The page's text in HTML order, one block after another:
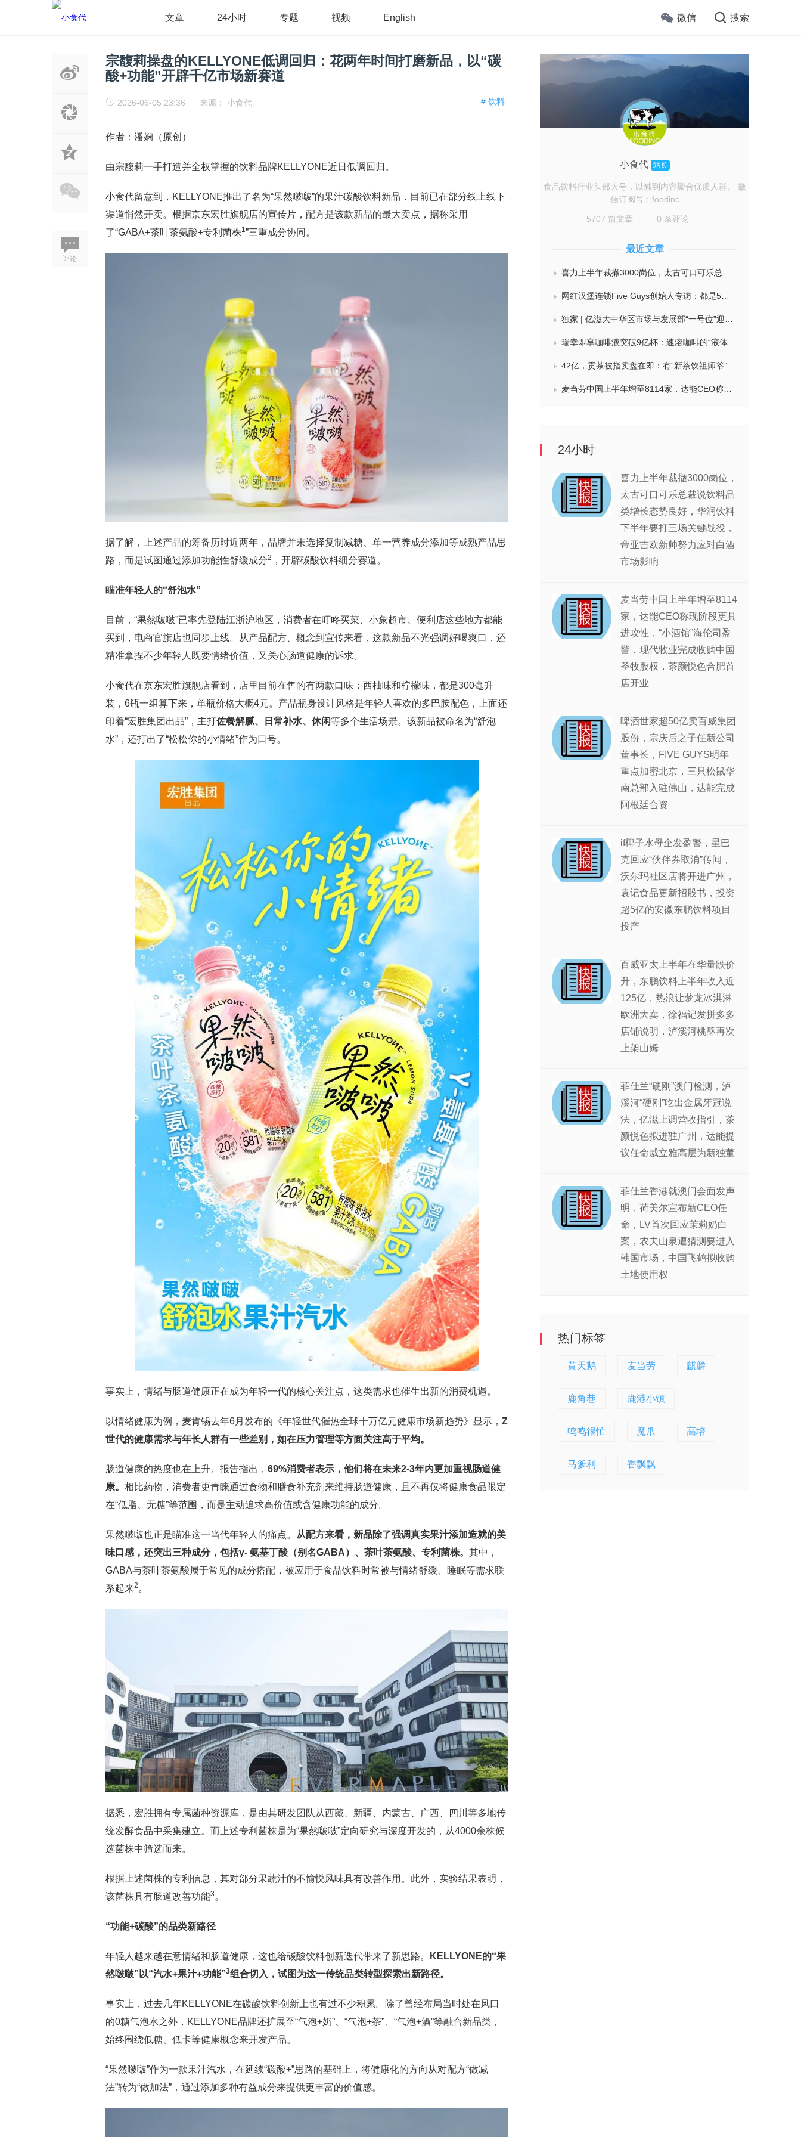
文章 24小时 专题 视频 English 微信 搜索
评论
宗馥莉操盘的KELLYONE低调回归：花两年时间打磨新品，以“碳
酸+功能”开辟千亿市场新赛道
# 饮料
2026-06-05 23:36 来源： 小食代
作者：潘娴（原创）
由宗馥莉一手打造并全权掌握的饮料品牌KELLYONE近日低调回归。
小食代留意到，KELLYONE推出了名为“果然啵啵”的果汁碳酸饮料新品，目前已在部分线上线下
渠道悄然开卖。根据京东宏胜旗舰店的宣传片，配方是该款新品的最大卖点，据称采用
了“GABA+茶叶茶氨酸+专利菌株1”三重成分协同。
据了解，上述产品的筹备历时近两年，品牌并未选择复制减糖、单一营养成分添加等成熟产品思
路，而是试图通过添加功能性舒缓成分2 ，开辟碳酸饮料细分赛道。
瞄准年轻人的“舒泡水”
目前，“果然啵啵”已率先登陆江浙沪地区，消费者在叮咚买菜、小象超市、便利店这些地方都能
买到，电商官旗店也同步上线。从产品配方、概念到宣传来看，这款新品不光强调好喝爽口，还
精准拿捏不少年轻人既要情绪价值，又关心肠道健康的诉求。
小食代在京东宏胜旗舰店看到，店里目前在售的有两款口味：西柚味和柠檬味，都是300毫升
装，6瓶一组算下来，单瓶价格大概4元。产品瓶身设计风格是年轻人喜欢的多巴胺配色，上面还
印着“宏胜集团出品”，主打佐餐解腻、日常补水、休闲等多个生活场景。该新品被命名为“舒泡
水”，还打出了“松松你的小情绪”作为口号。
事实上，情绪与肠道健康正在成为年轻一代的核心关注点，这类需求也催生出新的消费机遇。
以情绪健康为例，麦肯锡去年6月发布的《年轻世代催热全球十万亿元健康市场新趋势》显示， Z
世代的健康需求与年长人群有一些差别，如在压力管理等方面关注高于平均。
肠道健康的热度也在上升。报告指出， 69%消费者表示，他们将在未来2-3年内更加重视肠道健
康。 相比药物，消费者更青睐通过食物和膳食补充剂来维持肠道健康，且不再仅将健康食品限定
在“低脂、无糖”等范围，而是主动追求高价值或含健康功能的成分。
果然啵啵也正是瞄准这一当代年轻人的痛点。
从配方来看，新品除了强调真实果汁添加造就的美
味口感，还突出三种成分，包括γ- 氨基丁酸（别名GABA）、茶叶茶氨酸、专利菌株。 其中，
GABA与茶叶茶氨酸属于常见的成分搭配，被应用于食品饮料时常被与情绪舒缓、睡眠等需求联
系起来2 。
据悉，宏胜拥有专属菌种资源库，是由其研发团队从西藏、新疆、内蒙古、广西、四川等多地传
统发酵食品中采集建立。而上述专利菌株是为“果然啵啵”定向研究与深度开发的，从4000余株候
选菌株中筛选而来。
根据上述菌株的专利信息，其对部分果蔬汁的不愉悦风味具有改善作用。此外，实验结果表明，
该菌株具有肠道改善功能3 。
“功能+碳酸”的品类新路径
年轻人越来越在意情绪和肠道健康，这也给碳酸饮料创新迭代带来了新思路。 KELLYONE的“果
然啵啵”以“汽水+果汁+功能”3组合切入，试图为这一传统品类转型探索出新路径。
事实上，过去几年KELLYONE在碳酸饮料创新上也有过不少积累。除了曾经布局当时处在风口
的0糖气泡水之外，KELLYONE品牌还扩展至“气泡+奶”、“气泡+茶”、“气泡+酒”等融合新品类，
始终围绕低糖、低卡等健康概念来开发产品。
“果然啵啵”作为一款果汁汽水，在延续“碳酸+”思路的基础上，将健康化的方向从对配方“做减
法”转为“做加法”，通过添加多种有益成分来提供更丰富的价值感。
小食代 站长
食品饮料行业头部大号，以独到内容聚合优质人群。 微
信订阅号：foodinc
5707 篇文章 0 条评论
最近文章
喜力上半年裁撤3000岗位，太古可口可乐总裁说饮料品类增长态势良好，华润饮料下半年要打三场关键战役，帝亚吉欧新帅努力应对白酒市场影响
网红汉堡连锁Five Guys创始人专访：都是5个儿子和妻子在打理，绝不会与麦当劳正面竞争，要公司上市或卖盘的建议不时出现
独家 | 亿滋大中华区市场与发展部“一号位”迎来新变动，曲向明将卸任
瑞幸即享咖啡液突破9亿杯：速溶咖啡的“液体时代”是如何炼成的？
42亿，贡茶被指卖盘在即：有“新茶饮祖师爷”之称，贝恩资本拟接手
麦当劳中国上半年增至8114家，达能CEO称现阶段更具进攻性，“小酒馆”海伦司盈警，现代牧业完成收购中国圣牧股权，茶颜悦色合肥首店开业
24小时
喜力上半年裁撤3000岗位，
太古可口可乐总裁说饮料品
类增长态势良好，华润饮料
下半年要打三场关键战役，
帝亚吉欧新帅努力应对白酒
市场影响
麦当劳中国上半年增至8114
家，达能CEO称现阶段更具
进攻性，“小酒馆”海伦司盈
警，现代牧业完成收购中国
圣牧股权，茶颜悦色合肥首
店开业
啤酒世家超50亿卖百威集团
股份，宗庆后之子任新公司
董事长，FIVE GUYS明年
重点加密北京，三只松鼠华
南总部入驻佛山，达能完成
阿根廷合资
if椰子水母企发盈警，星巴
克回应“伙伴券取消”传闻，
沃尔玛社区店将开进广州，
袁记食品更新招股书，投资
超5亿的安徽东鹏饮料项目
投产
百威亚太上半年在华量跌价
升，东鹏饮料上半年收入近
125亿，热浪让梦龙冰淇淋
欧洲大卖，徐福记发拼多多
店铺说明，泸溪河桃酥再次
上架山姆
菲仕兰“硬刚”澳门检测，泸
溪河“硬刚”吃出金属牙冠说
法，亿滋上调营收指引，茶
颜悦色拟进驻广州，达能提
议任命威立雅高层为新独董
菲仕兰香港就澳门会面发声
明，荷美尔宣布新CEO任
命，LV首次回应茉莉奶白
案，农夫山泉遭猜测要进入
韩国市场，中国飞鹤拟收购
土地使用权
热门标签
黄天鹅 麦当劳 麒麟
鹿角巷 鹿港小镇
鸣鸣很忙 魔爪 高培
马爹利 香飘飘